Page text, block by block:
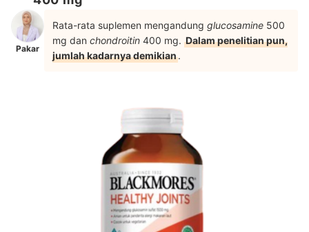
Pakar
Rata-rata suplemen mengandung glucosamine 500
mg dan chondroitin 400 mg. Dalam penelitian pun,
jumlah kadarnya demikian.